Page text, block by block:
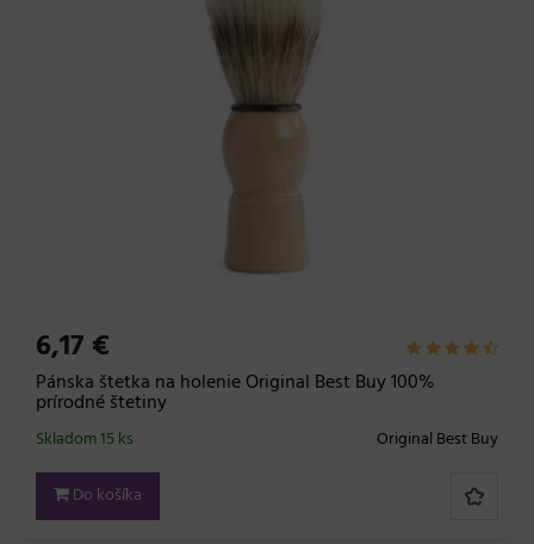
6,17 €
Pánska štetka na holenie Original Best Buy 100%
prírodné štetiny
Original Best Buy
Skladom 15 ks
Do košíka